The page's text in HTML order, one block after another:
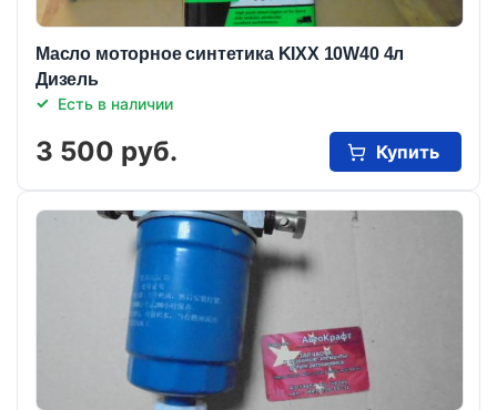
Масло моторное синтетика KIXX 10W40 4л
Дизель
Есть в наличии
3 500 руб. Купить